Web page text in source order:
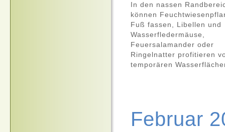
In den nassen
können
Fuß fassen, Libellen und
Wasserfledermäuse,
Feuersalamander oder
Ringelnatter profitieren
temporären
Februar